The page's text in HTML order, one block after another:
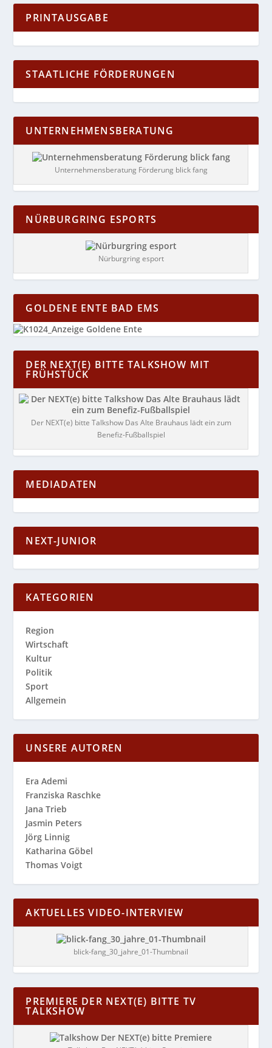
PRINTAUSGABE
STAATLICHE FÖRDERUNGEN
UNTERNEHMENSBERATUNG
Unternehmensberatung Förderung blick fang
NÜRBURGRING ESPORTS
Nürburgring esport
GOLDENE ENTE BAD EMS
DER NEXT(E) BITTE TALKSHOW MIT
FRÜHSTÜCK
Der NEXT(e) bitte Talkshow Das Alte Brauhaus lädt ein zum
Benefiz-Fußballspiel
MEDIADATEN
NEXT-JUNIOR
KATEGORIEN
Region
Wirtschaft
Kultur
Politik
Sport
Allgemein
UNSERE AUTOREN
Era Ademi
Franziska Raschke
Jana Trieb
Jasmin Peters
Jörg Linnig
Katharina Göbel
Thomas Voigt
AKTUELLES VIDEO-INTERVIEW
blick-fang_30_jahre_01-Thumbnail
PREMIERE DER NEXT(E) BITTE TV
TALKSHOW